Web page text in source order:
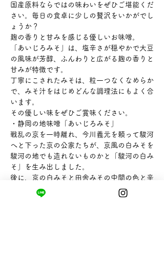
国産原料ならではの味わいをぜひご堪能くだ
さい。毎日の食卓に少しの贅沢をいかがでし
ょうか？
麹の香りと甘みを感じる優しいお味噌。
「あいじろみそ」は、塩辛さが穏やかで大豆
の風味が芳醇、ふんわりと広がる麹の香りと
甘みが特徴です。
丁寧にこされたみそは、粒一つなくなめらか
で、みそ汁をはじめどんな調理法にもよく合
います。
その優しい味をぜひご賞味ください。
・静岡の地味噌「あいじろみそ」
戦乱の京を一時離れ、今川義元を頼って駿河
へと下った京の公家たちが、京風の白みそを
駿河の地でも造れないものかと「駿河の白み
そ」を生み出しました。
後に、京の白みそと田舎みその中間の色と辛
さを持つことから「相白（あいじろ）みそ」
と呼ばれ、今日まで受け継がれてきました。